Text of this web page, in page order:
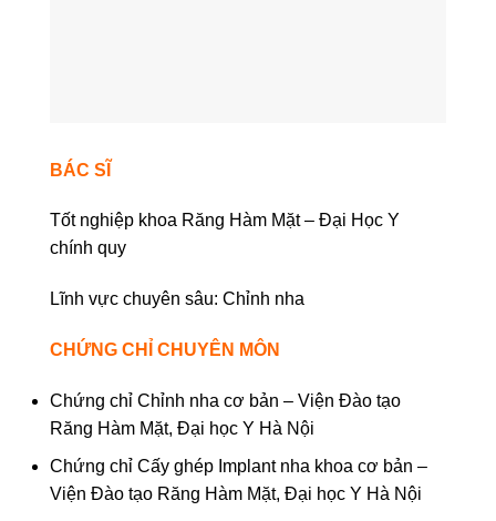
BÁC SĨ
Tốt nghiệp khoa Răng Hàm Mặt – Đại Học Y
chính quy
Lĩnh vực chuyên sâu: Chỉnh nha
CHỨNG CHỈ CHUYÊN MÔN
Chứng chỉ Chỉnh nha cơ bản – Viện Đào tạo
Răng Hàm Mặt, Đại học Y Hà Nội
Chứng chỉ Cấy ghép Implant nha khoa cơ bản –
Viện Đào tạo Răng Hàm Mặt, Đại học Y Hà Nội